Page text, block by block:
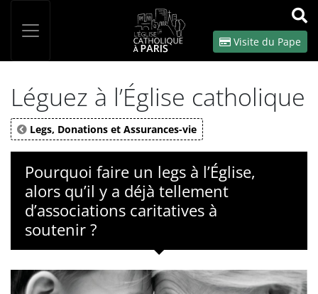
OK
Visite du Pape
Léguez à l’Église catholique
Legs, Donations et Assurances-vie
Pourquoi faire un legs à l’Église,
alors qu’il y a déjà tellement
d’associations caritatives à
soutenir ?
Panneau de gestion des cookies